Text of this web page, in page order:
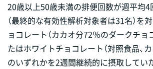
20歳以上50歳未満の排便回数が週平均
（最終的な有効性解析対象者は31名）を
ョコレート（カカオ分72％のダークチョ
たはホワイトチョコレート（対照食品、
のいずれかを2週間継続的に摂取してい